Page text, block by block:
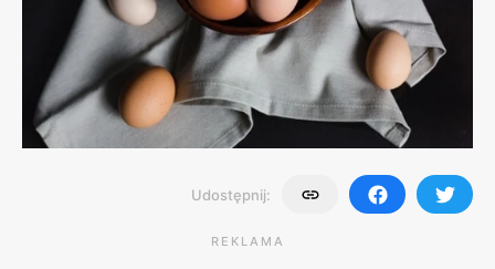
Udostępnij:
REKLAMA